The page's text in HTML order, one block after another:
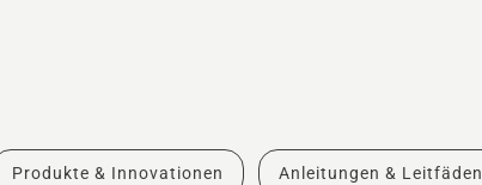
Produkte & Innovationen Anleitungen & Leitfäden